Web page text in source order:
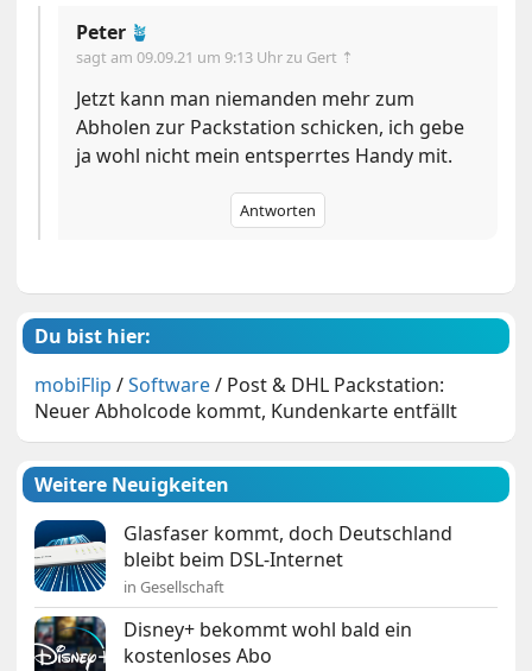
Peter 🪴
sagt am09.09.21 um 9:13 Uhrzu Gert ⇡
Jetzt kann man niemanden mehr zum
Abholen zur Packstation schicken, ich gebe
ja wohl nicht mein entsperrtes Handy mit.
Antworten
Du bist hier:
mobiFlip /Software/ Post & DHL Packstation:
Neuer Abholcode kommt, Kundenkarte entfällt
Weitere Neuigkeiten
Glasfaser kommt, doch Deutschland
bleibt beim DSL-Internet
in Gesellschaft
Disney+ bekommt wohl bald ein
kostenloses Abo